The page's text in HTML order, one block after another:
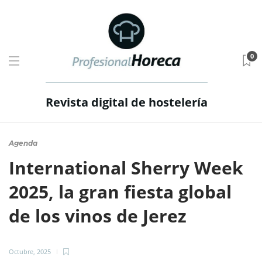
Revista digital de hostelería
0
Agenda
International Sherry Week
2025, la gran fiesta global
de los vinos de Jerez
Octubre, 2025